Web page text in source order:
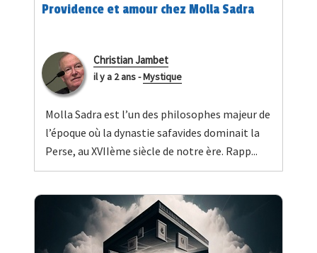
Providence et amour chez Molla Sadra
Christian Jambet
il y a 2 ans-Mystique
Molla Sadra est l’un des philosophes majeur de
l’époque où la dynastie safavides dominait la
Perse, au XVIIème siècle de notre ère. Rapp...